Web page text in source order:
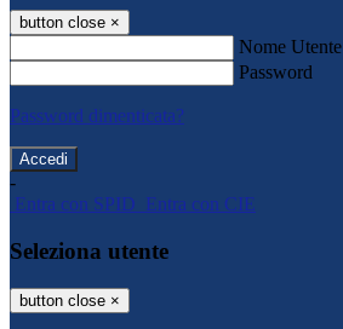
button close ×
Nome Utente
Password
Password dimenticata?
-
Entra con SPID Entra con CIE
Seleziona utente
button close ×